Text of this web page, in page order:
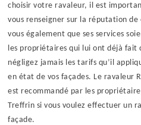
choisir votre ravaleur, il est
vous renseigner sur la réputation de
vous également que ses services
les propriétaires qui lui ont déjà fait
négligez jamais les tarifs qu’il
en état de vos façades. Le ravaleur
est recommandé par les
Treffrin si vous voulez effectuer un
façade.